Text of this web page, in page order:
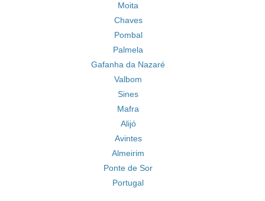
Moita
Chaves
Pombal
Palmela
Gafanha da Nazaré
Valbom
Sines
Mafra
Alijó
Avintes
Almeirim
Ponte de Sor
Portugal